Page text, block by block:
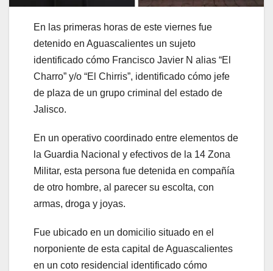
En las primeras horas de este viernes fue
detenido en Aguascalientes un sujeto
identificado cómo Francisco Javier N alias “El
Charro” y/o “El Chirris”, identificado cómo jefe
de plaza de un grupo criminal del estado de
Jalisco.
En un operativo coordinado entre elementos de
la Guardia Nacional y efectivos de la 14 Zona
Militar, esta persona fue detenida en compañía
de otro hombre, al parecer su escolta, con
armas, droga y joyas.
Fue ubicado en un domicilio situado en el
norponiente de esta capital de Aguascalientes
en un coto residencial identificado cómo